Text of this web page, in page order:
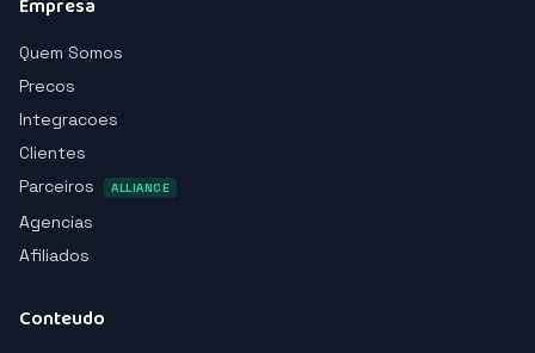
Empresa
Quem Somos
Precos
Integracoes
Clientes
Parceiros
ALLIANCE
Agencias
Afiliados
Conteudo